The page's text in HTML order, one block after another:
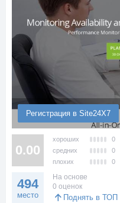
Регистрация в Site24X7
0.00
хороших
0
средних
0
плохих
0
494
место
На основе
0 оценок
Поднять в ТОП